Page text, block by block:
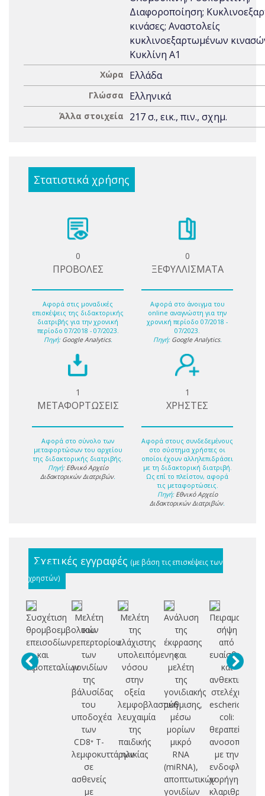
Διαφοροποίηση;
κινάσες; Αναστολείς
κυκλινοεξαρτωμένων
Κυκλίνη Α1
Χώρα Ελλάδα
Γλώσσα Ελληνικά
Άλλα στοιχεία 217 σ., εικ., πιν., σχημ.
Στατιστικά χρήσης
0
ΠΡΟΒΟΛΕΣ
Αφορά στις μοναδικές
επισκέψεις της διδακτορικής
διατριβής για την χρονική
περίοδο 07/2018 - 07/2023.
Πηγή: Google Analytics.
0
ΞΕΦΥΛΛΙΣΜΑΤΑ
Αφορά στο άνοιγμα του
online αναγνώστη για την
χρονική περίοδο 07/2018 -
07/2023.
Πηγή: Google Analytics.
1
ΜΕΤΑΦΟΡΤΩΣΕΙΣ
Αφορά στο σύνολο των
μεταφορτώσων του αρχείου
της διδακτορικής διατριβής.
Πηγή: Εθνικό Αρχείο
Διδακτορικών Διατριβών.
1
ΧΡΗΣΤΕΣ
Αφορά στους συνδεδεμένους
στο σύστημα χρήστες οι
οποίοι έχουν αλληλεπιδράσει
με τη διδακτορική διατριβή.
Ως επί το πλείστον, αφορά
τις μεταφορτώσεις.
Πηγή: Εθνικό Αρχείο
Διδακτορικών Διατριβών.
Σχετικές εγγραφές (με βάση τις επισκέψεις των
χρηστών)
Συσχέτιση
θρομβοεμβολικών
επεισοδίων
και
αιμοπεταλίων
Μελέτη
του
ρεπερτορίου
των
γονιδίων
της
β΄αλυσίδας
του
υποδοχέα
των
CD8⁺ T-
λεμφοκυττάρων
σε
ασθενείς
με
Μελέτη
της
ελάχιστης
υπολειπόμενης
νόσου
στην
οξεία
λεμφοβλαστική
λευχαιμία
της
παιδικής
ηλικίας
Ανάλυση
της
έκφρασης
και
μελέτη
της
γονιδιακής
ρύθμισης,
μέσω
μορίων
μικρό
RNA
(miRNA),
αποπτωτικών
γονιδίων
Πειραματική
σήψη
από
ευαίσθητα
και
ανθεκτικά
στελέχη
escherichia
coli:
θεραπεία
με την
ενδοφλέβια
χορήγηση